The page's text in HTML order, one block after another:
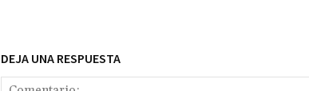
DEJA UNA RESPUESTA